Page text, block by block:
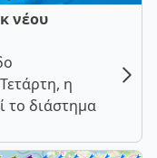
νέου
η
το διάστημα